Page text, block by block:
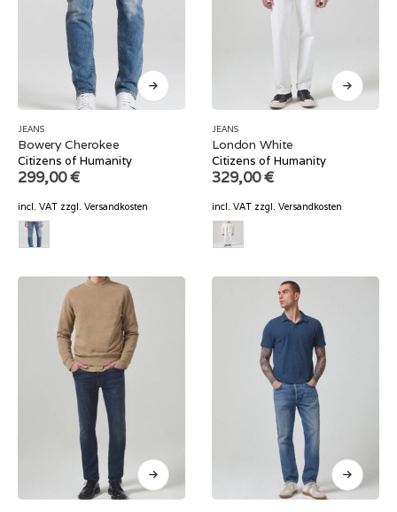
JEANS
Bowery Cherokee
Citizens of Humanity
299,00€
incl. VAT zzgl. Versandkosten
JEANS
London White
Citizens of Humanity
329,00€
incl. VAT zzgl. Versandkosten